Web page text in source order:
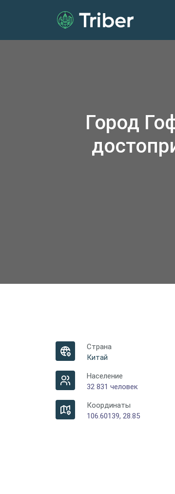
Город
Страна
Китай
Население
32 831 человек
Координаты
106.60139, 28.85